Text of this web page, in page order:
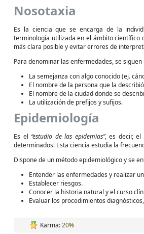
Nosotaxia
Es la ciencia que se encarga de la
terminología utilizada en el ámbito científico
más clara posible y evitar errores de
Para denominar las enfermedades, se
La semejanza con algo conocido (ej.
El nombre de la persona que la
El nombre de la ciudad donde se
La utilización de prefijos y sufijos.
Epidemiología
Es el“estudio de las epidemias”, es decir, el
determinados. Esta ciencia estudia la
Dispone de un método epidemiológico y se
Entender las enfermedades y realizar
Establecer riesgos.
Conocer la historia natural y el curso
Evaluar los procedimientos
Karma:20%